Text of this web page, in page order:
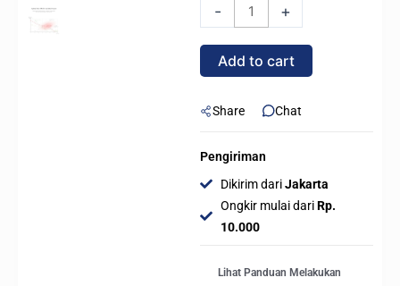
-
ROG
STRIX
XF120
12CM
+
Add to cart
Share Chat
Pengiriman
Dikirim dariJakarta
Ongkir mulai dariRp.
10.000
Lihat Panduan Melakukan